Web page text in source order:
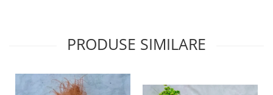
PRODUSE SIMILARE